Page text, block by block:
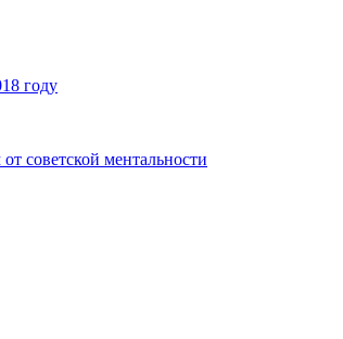
году
советской ментальности